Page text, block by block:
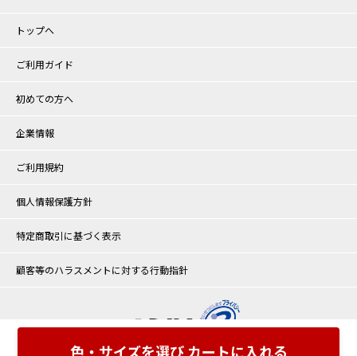
色・サイズを選び カートに入れる
トップへ
ご利用ガイド
初めての方へ
企業情報
ご利用規約
個人情報保護方針
特定商取引に基づく表示
顧客等のハラスメントに対する行動指針